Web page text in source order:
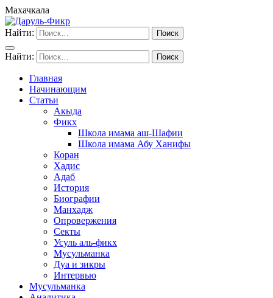
Махачкала
Найти:
Найти:
Главная
Начинающим
Статьи
Акыда
Фикх
Школа имама аш-Шафии
Школа имама Абу Ханифы
Коран
Хадис
Адаб
История
Биографии
Манхадж
Опровержения
Секты
Усуль аль-фикх
Мусульманка
Дуа и зикры
Интервью
Мусульманка